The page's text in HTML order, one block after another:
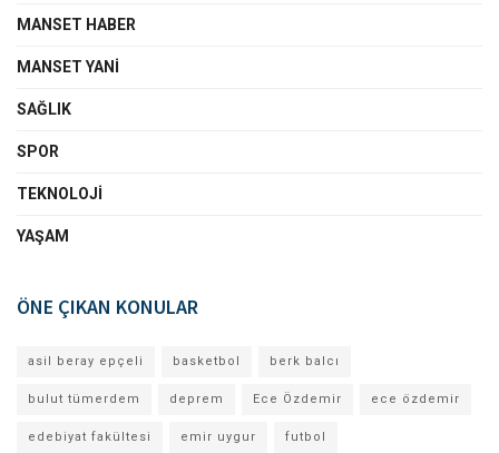
MANSET HABER
MANSET YANI
SAĞLIK
SPOR
TEKNOLOJI
YAŞAM
ÖNE ÇIKAN KONULAR
asil beray epçeli basketbol berk balcı
bulut tümerdem deprem Ece Özdemir ece özdemir
edebiyat fakültesi emir uygur futbol